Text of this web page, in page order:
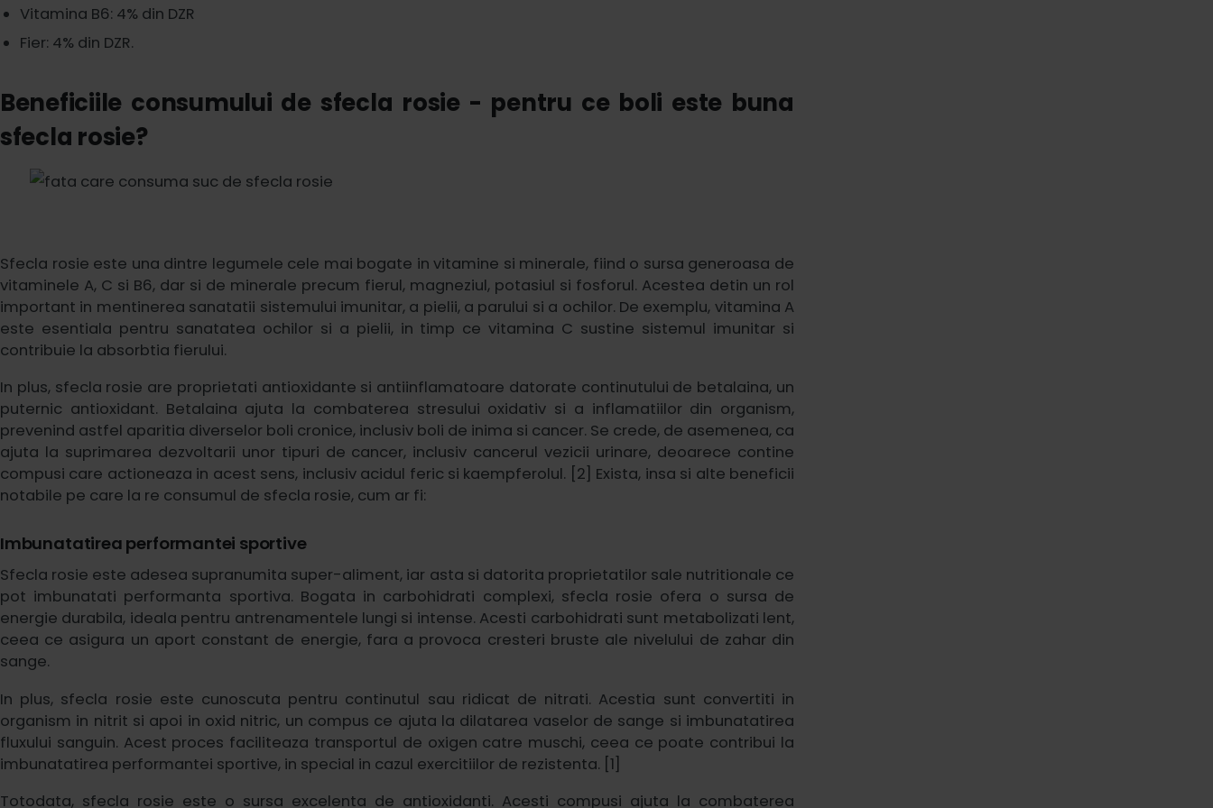
Vitamina B6: 4% din DZR
Fier: 4% din DZR.
Beneficiile consumului de sfecla rosie - pentru ce boli este buna
sfecla rosie?
Sfecla rosie este una dintre legumele cele mai bogate in vitamine si minerale, fiind o sursa generoasa de
vitaminele A, C si B6, dar si de minerale precum fierul, magneziul, potasiul si fosforul. Acestea detin un rol
important in mentinerea sanatatii sistemului imunitar, a pielii, a parului si a ochilor. De exemplu, vitamina A
este esentiala pentru sanatatea ochilor si a pielii, in timp ce vitamina C sustine sistemul imunitar si
contribuie la absorbtia fierului.
In plus, sfecla rosie are proprietati antioxidante si antiinflamatoare datorate continutului de betalaina, un
puternic antioxidant. Betalaina ajuta la combaterea stresului oxidativ si a inflamatiilor din organism,
prevenind astfel aparitia diverselor boli cronice, inclusiv boli de inima si cancer. Se crede, de asemenea, ca
ajuta la suprimarea dezvoltarii unor tipuri de cancer, inclusiv cancerul vezicii urinare, deoarece contine
compusi care actioneaza in acest sens, inclusiv acidul feric si kaempferolul. [2] Exista, insa si alte beneficii
notabile pe care la re consumul de sfecla rosie, cum ar fi:
Imbunatatirea performantei sportive
Sfecla rosie este adesea supranumita super-aliment, iar asta si datorita proprietatilor sale nutritionale ce
pot imbunatati performanta sportiva. Bogata in carbohidrati complexi, sfecla rosie ofera o sursa de
energie durabila, ideala pentru antrenamentele lungi si intense. Acesti carbohidrati sunt metabolizati lent,
ceea ce asigura un aport constant de energie, fara a provoca cresteri bruste ale nivelului de zahar din
sange.
In plus, sfecla rosie este cunoscuta pentru continutul sau ridicat de nitrati. Acestia sunt convertiti in
organism in nitrit si apoi in oxid nitric, un compus ce ajuta la dilatarea vaselor de sange si imbunatatirea
fluxului sanguin. Acest proces faciliteaza transportul de oxigen catre muschi, ceea ce poate contribui la
imbunatatirea performantei sportive, in special in cazul exercitiilor de rezistenta. [1]
Totodata, sfecla rosie este o sursa excelenta de antioxidanti. Acesti compusi ajuta la combaterea